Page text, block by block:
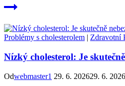
Problémy s cholesterolem | Zdravotní
Nízký cholesterol: Je
Odwebmaster1 29. 6. 202629. 6. 2026